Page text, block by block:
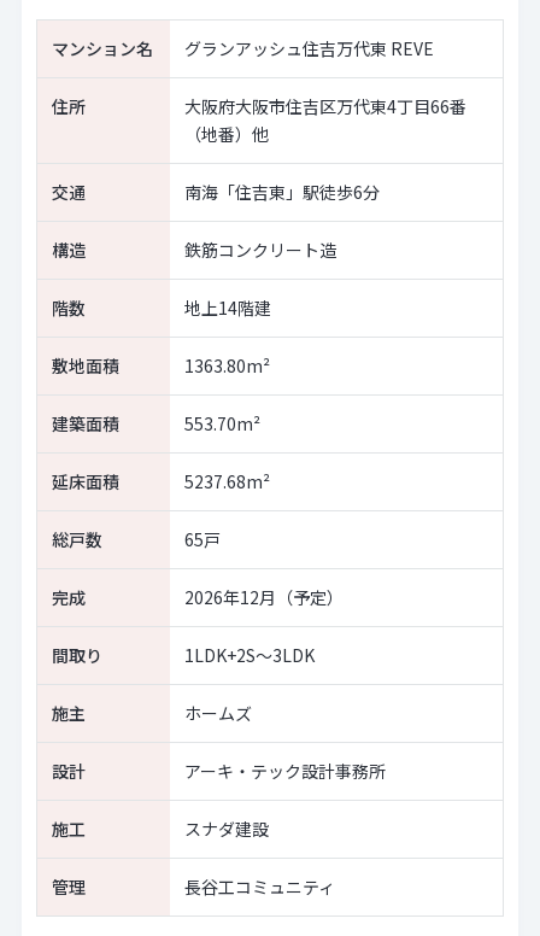
マンション名 グランアッシュ住吉万代東 REVE
住所
大阪府大阪市住吉区万代東4丁目66番
（地番）他
交通 南海「住吉東」駅徒歩6分
構造 鉄筋コンクリート造
階数 地上14階建
敷地面積 1363.80m²
建築面積 553.70m²
延床面積 5237.68m²
総戸数 65戸
完成 2026年12月（予定）
間取り 1LDK+2S～3LDK
施主 ホームズ
設計 アーキ・テック設計事務所
施工 スナダ建設
管理 長谷工コミュニティ